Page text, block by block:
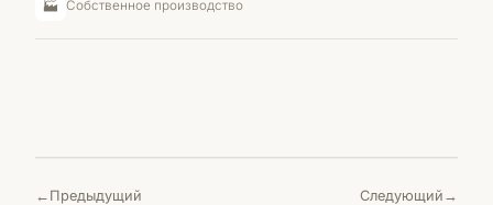
🏭 Собственное производство
Предыдущий Следующий